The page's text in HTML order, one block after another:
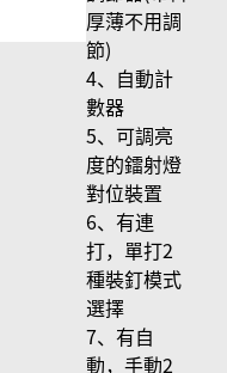
厚薄不用調
節)
4、自動計
數器
5、可調亮
度的鐳射燈
對位裝置
6、有連
打，單打2
種裝釘模式
選擇
7、有自
動，手動2